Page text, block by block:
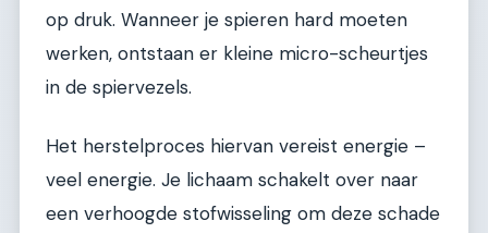
op druk. Wanneer je spieren hard moeten
werken, ontstaan er kleine micro-scheurtjes
in de spiervezels.
Het herstelproces hiervan vereist energie –
veel energie. Je lichaam schakelt over naar
een verhoogde stofwisseling om deze schade